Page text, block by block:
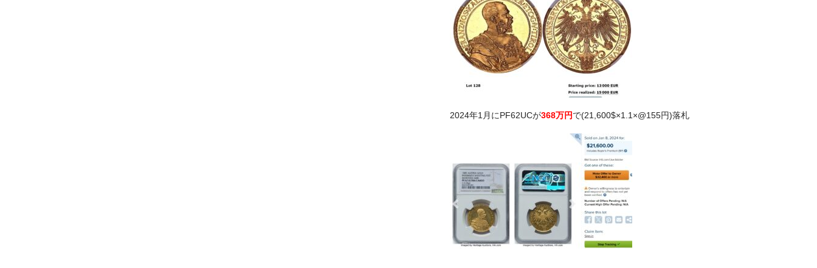
2024年1月にPF62UCが368万円で(21,600$×1.1×@155円)落札